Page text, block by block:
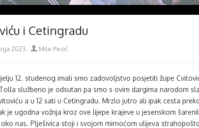
i Cetingradu
2023. Author
Mile Pecić
12. studenog imali smo zadovoljstvo posjetiti župe
službeno je odsutan pa smo s ovim dargima narodom
a u 12 sati u Cetingradu. Mrzlo jutro ali ipak cesta
je ugodna vožnja kroz ove lijepe krajeve u jesenskom
nas. Plješivica stoji i svojom mirnoćom ulijeva